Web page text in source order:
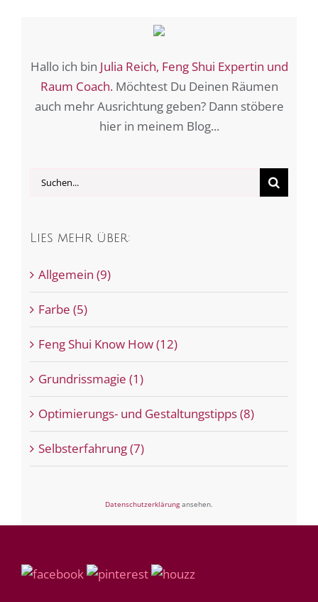
Hallo ich bin Julia Reich, Feng Shui Expertin und
Raum Coach.Möchtest Du Deinen Räumen
auch mehr Ausrichtung geben? Dann stöbere
hier in meinem Blog...
Suche
Lies mehr über:
Allgemein (9)
Farbe (5)
Feng Shui Know How (12)
Grundrissmagie (1)
Optimierungs- und Gestaltungstipps (8)
Selbsterfahrung (7)
Datenschutzerklärungansehen.